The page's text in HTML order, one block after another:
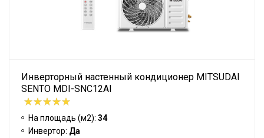
Инверторный настенный кондиционер MITSUDAI
SENTO MDI-SNC12AI
На площадь (м2): 34
Инвертор: Да